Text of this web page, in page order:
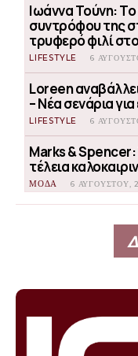
Ιωάννα Τούνη:
συντρόφου της
τρυφερό φιλί
LIFESTYLE 6
Loreen
– Νέα σενάρια
LIFESTYLE 6
Marks &
τέλεια
ΜΟΔΑ 6 ΑΥΓΟΎΣΤΟΥ,